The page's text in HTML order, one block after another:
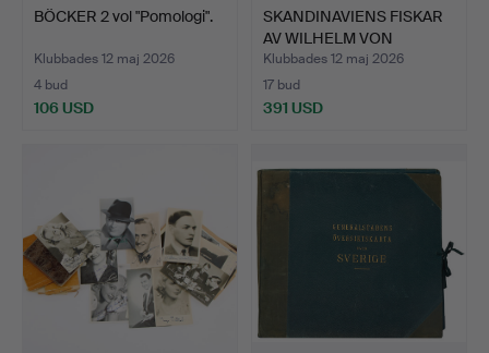
BÖCKER 2 vol "Pomologi".
Klubbades 12 maj 2026
4 bud
106 USD
SKANDINAVIENS FISKAR
AV WILHELM VON
WRIGHT…
Klubbades 12 maj 2026
17 bud
391 USD